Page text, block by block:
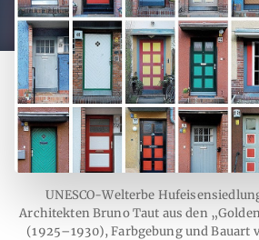
UNESCO-Welterbe
Architekten Bruno Taut aus den
(1925–1930), Farbgebung und Bauart